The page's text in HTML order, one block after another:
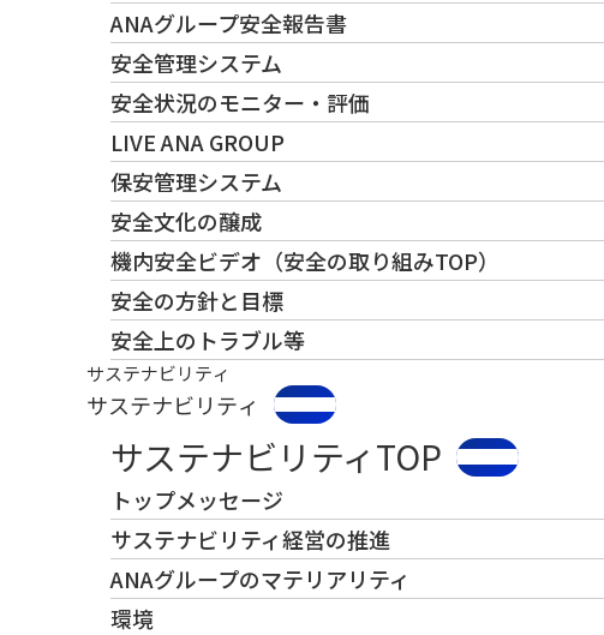
ANAグループ安全報告書
安全管理システム
安全状況のモニター・評価
LIVE ANA GROUP
保安管理システム
安全文化の醸成
機内安全ビデオ（安全の取り組みTOP）
安全の方針と目標
安全上のトラブル等
サステナビリティ
サステナビリティ
サステナビリティTOP
トップメッセージ
サステナビリティ経営の推進
ANAグループのマテリアリティ
環境